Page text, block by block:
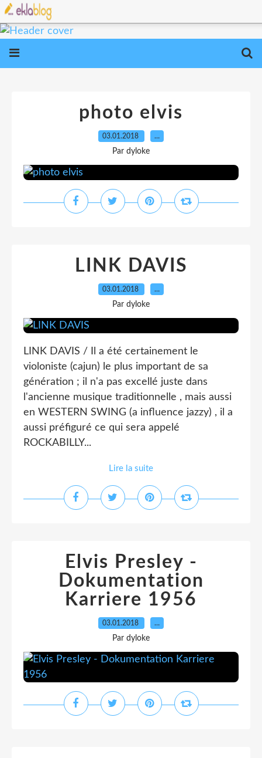
photo elvis
03.01.2018 …
Par dyloke
LINK DAVIS
03.01.2018 …
Par dyloke
LINK DAVIS / Il a été certainement le
violoniste (cajun) le plus important de sa
génération ; il n'a pas excellé juste dans
l'ancienne musique traditionnelle , mais aussi
en WESTERN SWING (a influence jazzy) , il a
aussi préfiguré ce qui sera appelé
ROCKABILLY...
Lire la suite
Elvis Presley -
Dokumentation
Karriere 1956
03.01.2018 …
Par dyloke